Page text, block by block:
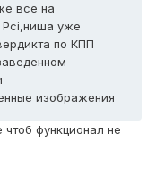
все на
Pci,ниша уже
по КПП
изображения
функционал не